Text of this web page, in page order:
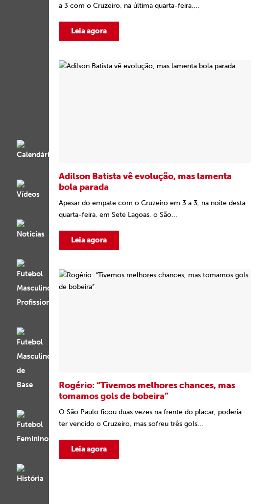
a 3 com o Cruzeiro, na última quarta-feira,...
Leia agora
Adilson Batista vê evolução, mas lamenta
bola parada
Apesar do empate com o Cruzeiro em 3 a 3, na noite desta
quarta-feira, em Sete Lagoas, o São...
Leia agora
Rogério: “Tivemos melhores chances, mas
tomamos gols de bobeira”
O São Paulo ficou duas vezes na frente do placar, poderia
ter vencido o Cruzeiro, mas sofreu três gols...
Leia agora